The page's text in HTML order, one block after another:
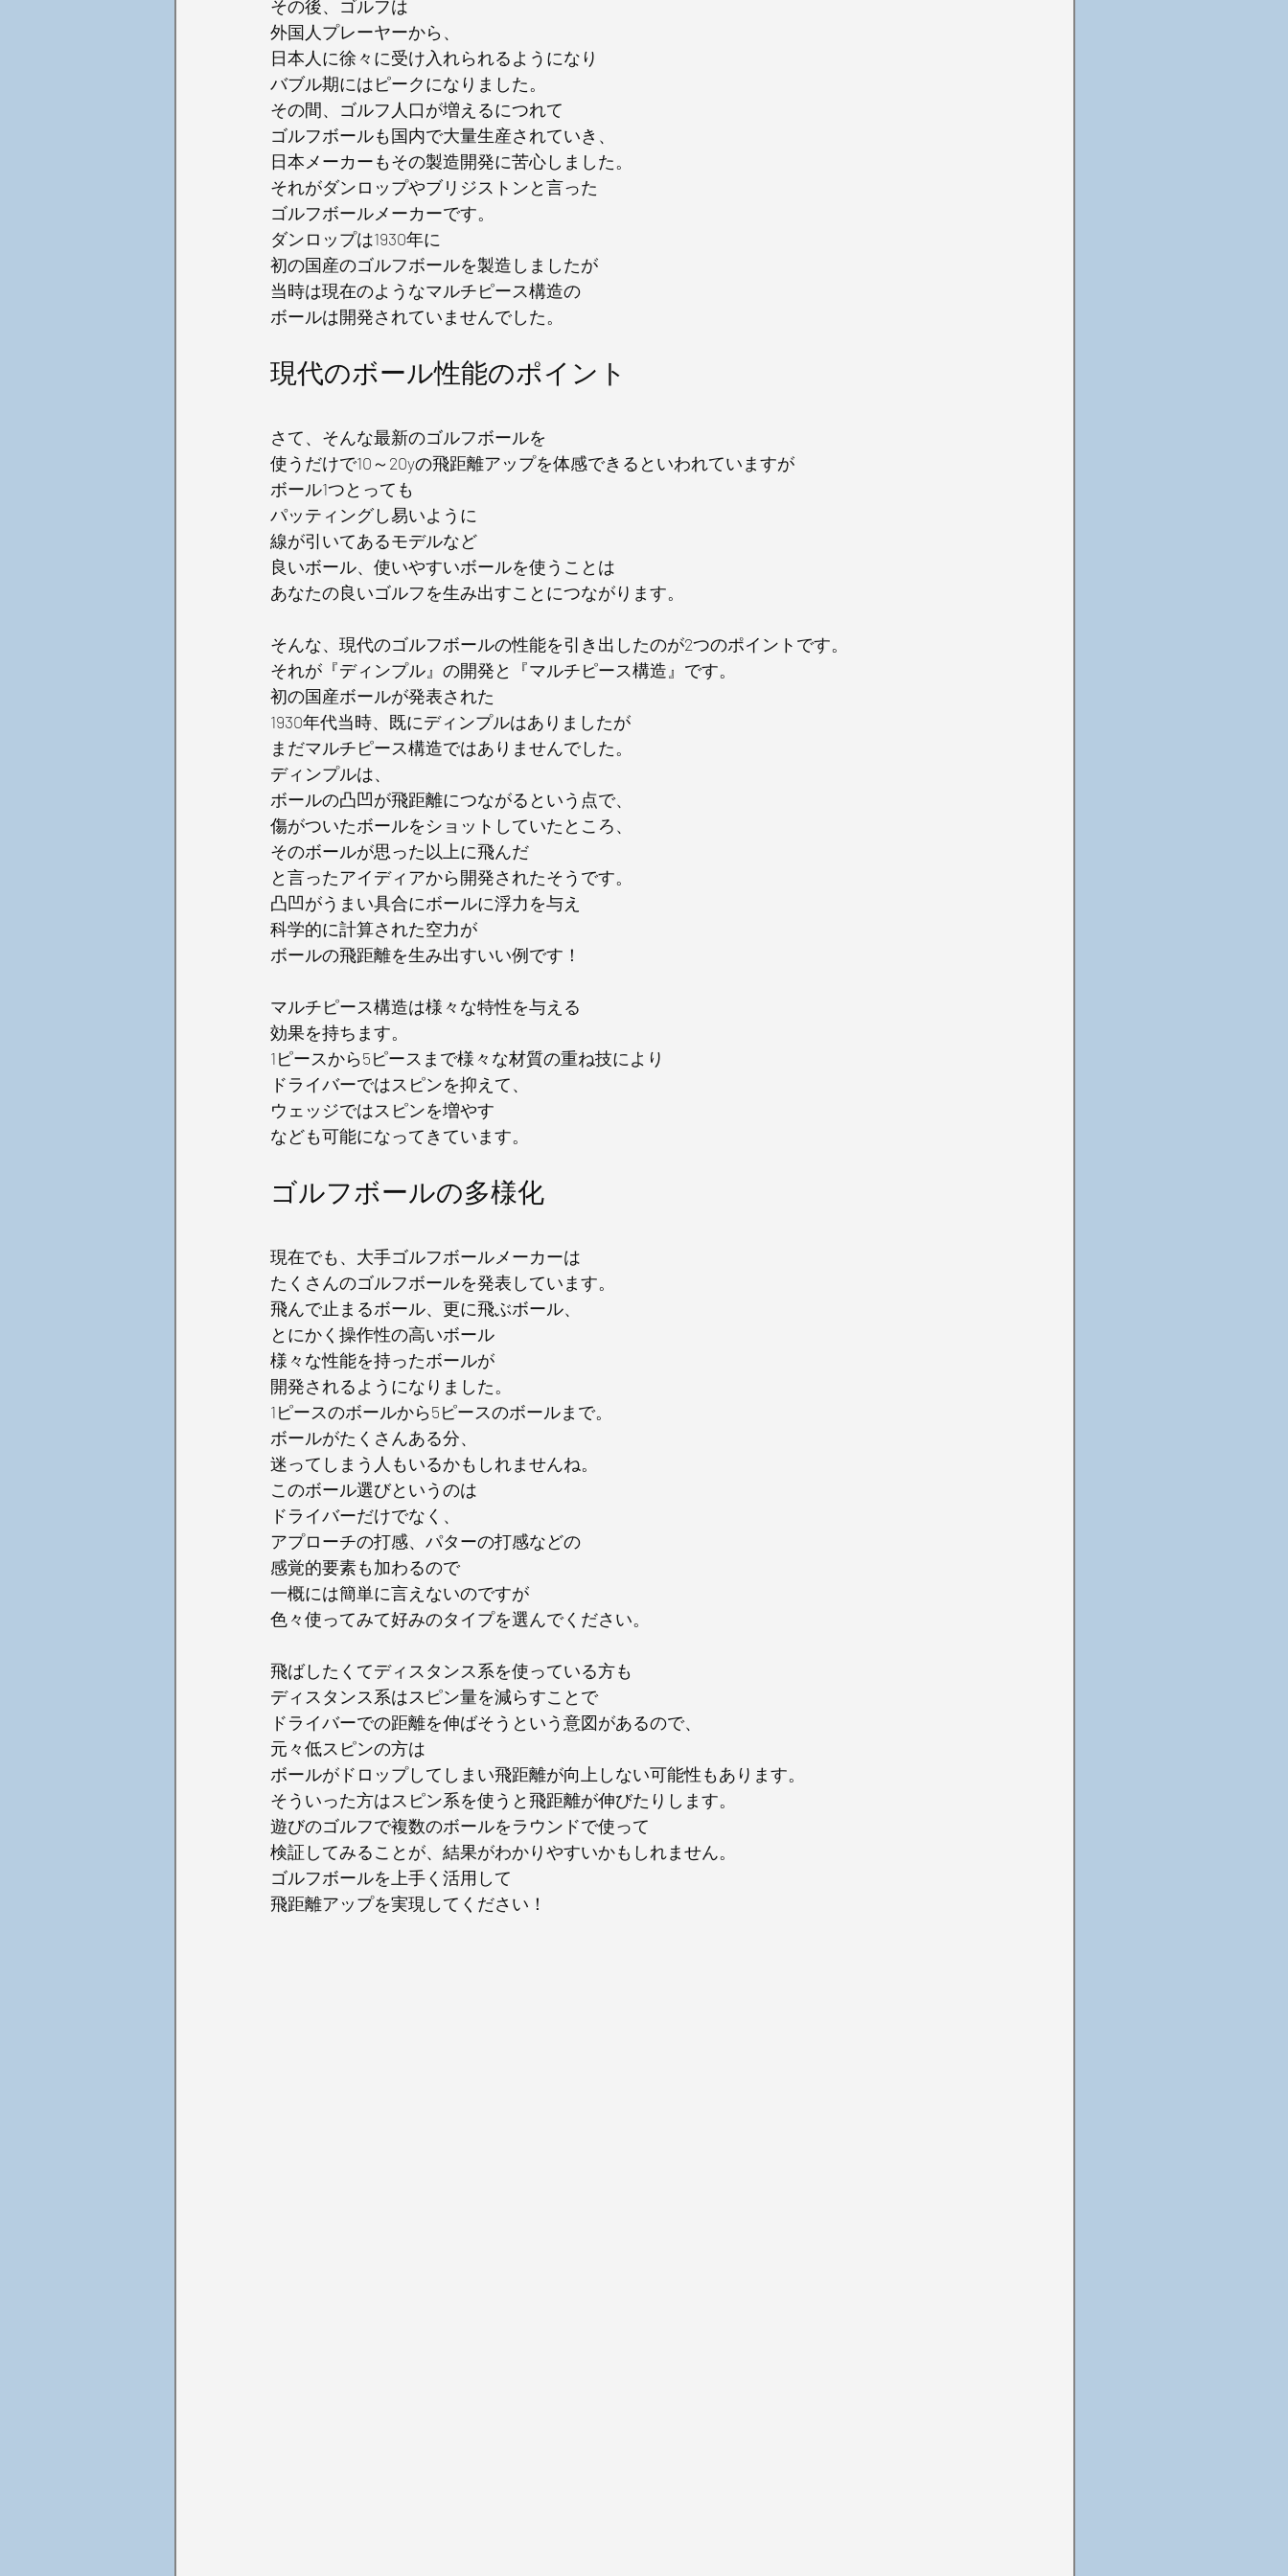
その後、ゴルフは
外国人プレーヤーから、
日本人に徐々に受け入れられるようになり
バブル期にはピークになりました。
その間、ゴルフ人口が増えるにつれて
ゴルフボールも国内で大量生産されていき、
日本メーカーもその製造開発に苦心しました。
それがダンロップやブリジストンと言った
ゴルフボールメーカーです。
ダンロップは1930年に
初の国産のゴルフボールを製造しましたが
当時は現在のようなマルチピース構造の
ボールは開発されていませんでした。
現代のボール性能のポイント
さて、そんな最新のゴルフボールを
使うだけで10～20yの飛距離アップを体感できるといわれていますが
ボール1つとっても
パッティングし易いように
線が引いてあるモデルなど
良いボール、使いやすいボールを使うことは
あなたの良いゴルフを生み出すことにつながります。
そんな、現代のゴルフボールの性能を引き出したのが2つのポイントです。
それが『ディンプル』の開発と『マルチピース構造』です。
初の国産ボールが発表された
1930年代当時、既にディンプルはありましたが
まだマルチピース構造ではありませんでした。
ディンプルは、
ボールの凸凹が飛距離につながるという点で、
傷がついたボールをショットしていたところ、
そのボールが思った以上に飛んだ
と言ったアイディアから開発されたそうです。
凸凹がうまい具合にボールに浮力を与え
科学的に計算された空力が
ボールの飛距離を生み出すいい例です！
マルチピース構造は様々な特性を与える
効果を持ちます。
1ピースから5ピースまで様々な材質の重ね技により
ドライバーではスピンを抑えて、
ウェッジではスピンを増やす
なども可能になってきています。
ゴルフボールの多様化
現在でも、大手ゴルフボールメーカーは
たくさんのゴルフボールを発表しています。
飛んで止まるボール、更に飛ぶボール、
とにかく操作性の高いボール
様々な性能を持ったボールが
開発されるようになりました。
1ピースのボールから5ピースのボールまで。
ボールがたくさんある分、
迷ってしまう人もいるかもしれませんね。
このボール選びというのは
ドライバーだけでなく、
アプローチの打感、パターの打感などの
感覚的要素も加わるので
一概には簡単に言えないのですが
色々使ってみて好みのタイプを選んでください。
飛ばしたくてディスタンス系を使っている方も
ディスタンス系はスピン量を減らすことで
ドライバーでの距離を伸ばそうという意図があるので、
元々低スピンの方は
ボールがドロップしてしまい飛距離が向上しない可能性もあります。
そういった方はスピン系を使うと飛距離が伸びたりします。
遊びのゴルフで複数のボールをラウンドで使って
検証してみることが、結果がわかりやすいかもしれません。
ゴルフボールを上手く活用して
飛距離アップを実現してください！